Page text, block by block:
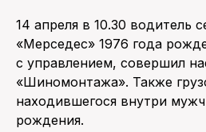
14 апреля в 10.30 водитель
«Мерседес» 1976 года
с управлением, совершил
«Шиномонтажа». Также
находившегося внутри
рождения.